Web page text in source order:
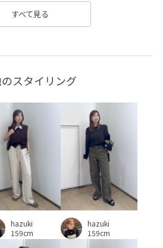
ントボタン ポケット付き
ール ミラー モード
ルレザー リネン
勝手がいい 光沢感 天然素材
袋 折りたたみ傘
感 長く使える
すべて見る
スタイリング
hazuki
159cm
hazuki
159cm